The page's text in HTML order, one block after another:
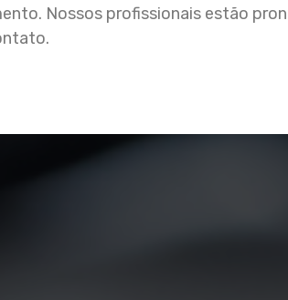
Nossos profissionais estão